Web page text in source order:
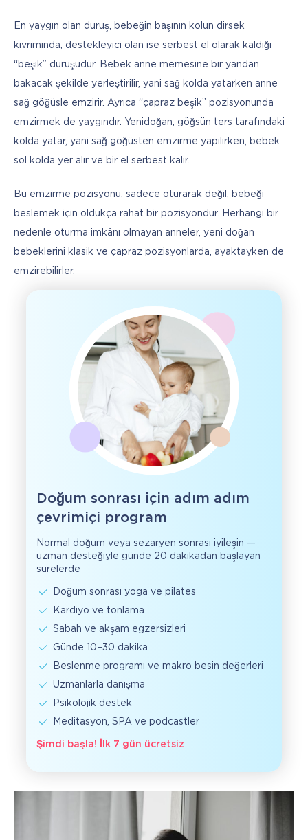
En yaygın olan duruş, bebeğin başının kolun dirsek
kıvrımında, destekleyici olan ise serbest el olarak kaldığı
“beşik” duruşudur. Bebek anne memesine bir yandan
bakacak şekilde yerleştirilir, yani sağ kolda yatarken anne
sağ göğüsle emzirir. Ayrıca “çapraz beşik” pozisyonunda
emzirmek de yaygındır. Yenidoğan, göğsün ters tarafındaki
kolda yatar, yani sağ göğüsten emzirme yapılırken, bebek
sol kolda yer alır ve bir el serbest kalır.
Bu emzirme pozisyonu, sadece oturarak değil, bebeği
beslemek için oldukça rahat bir pozisyondur. Herhangi bir
nedenle oturma imkânı olmayan anneler, yeni doğan
bebeklerini klasik ve çapraz pozisyonlarda, ayaktayken de
emzirebilirler.
Doğum sonrası için adım adım
çevrimiçi program
Normal doğum veya sezaryen sonrası iyileşin —
uzman desteğiyle günde 20 dakikadan başlayan
sürelerde
Doğum sonrası yoga ve pilates
Kardiyo ve tonlama
Sabah ve akşam egzersizleri
Günde 10–30 dakika
Beslenme programı ve makro besin değerleri
Uzmanlarla danışma
Psikolojik destek
Meditasyon, SPA ve podcastler
Şimdi başla! İlk 7 gün ücretsiz